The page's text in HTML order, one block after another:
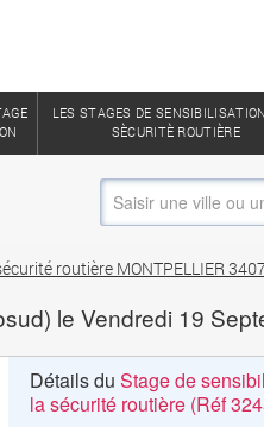
LES STAGES DE
SÈCURITÈ ROUTIÈRE
routière MONTPELLIER
le Vendredi 19
Détails du Stage de
la sécurité routière (Réf